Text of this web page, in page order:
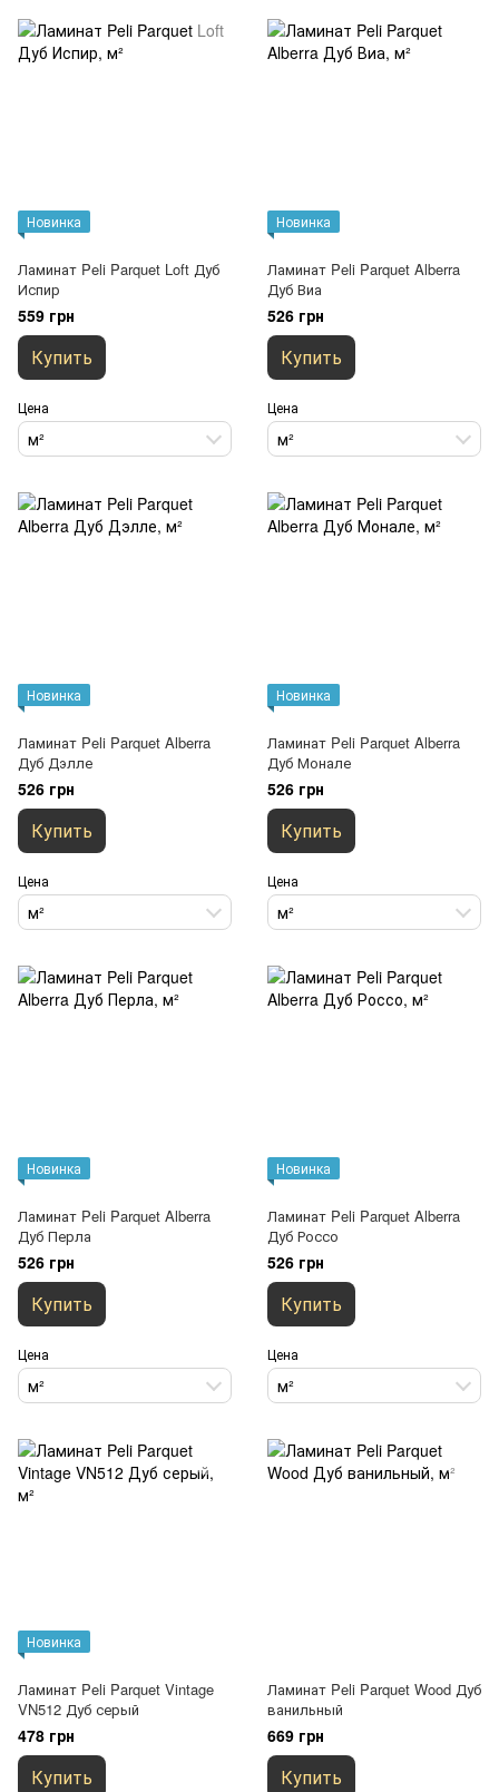
Новинка
Ламинат Peli Parquet Loft Дуб
Испир
559 грн
Купить
Цена
м²
Новинка
Ламинат Peli Parquet Alberra
Дуб Виа
526 грн
Купить
Цена
м²
Новинка
Ламинат Peli Parquet Alberra
Дуб Дэлле
526 грн
Купить
Цена
м²
Новинка
Ламинат Peli Parquet Alberra
Дуб Монале
526 грн
Купить
Цена
м²
Новинка
Ламинат Peli Parquet Alberra
Дуб Перла
526 грн
Купить
Цена
м²
Новинка
Ламинат Peli Parquet Alberra
Дуб Россо
526 грн
Купить
Цена
м²
Новинка
Ламинат Peli Parquet Vintage
VN512 Дуб серый
478 грн
Купить
Ламинат Peli Parquet Wood Дуб
ванильный
669 грн
Купить